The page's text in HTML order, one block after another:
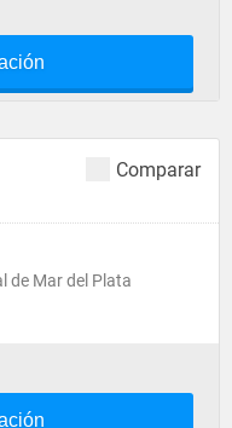
Comparar
de Mar del Plata